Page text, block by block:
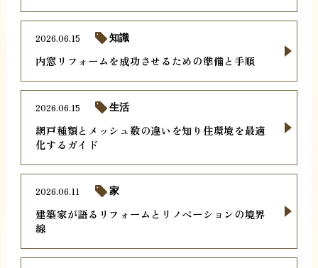
内窓リフォームを成功させるための準備と手順
2026.06.15 知識
網戸種類とメッシュ数の違いを知り住環境を最適
化するガイド
2026.06.15 生活
建築家が語るリフォームとリノベーションの境界
線
2026.06.11 家